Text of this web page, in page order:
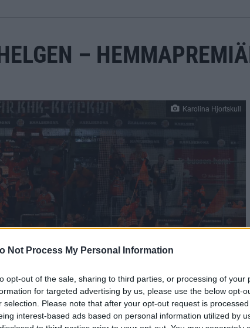
Not Process My Personal Information
opt-out of the sale, sharing to third parties, or processing of your
for targeted advertising by us, please use the below opt-
selection. Please note that after your opt-out request is
interest-based ads based on personal information utilized by
–
Karolina Hjortskull